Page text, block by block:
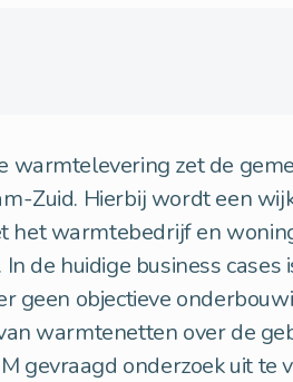
warmtelevering zet de
Zuid. Hierbij wordt een
het warmtebedrijf en
de huidige business cases
geen objectieve
warmtenetten over de
gevraagd onderzoek uit te